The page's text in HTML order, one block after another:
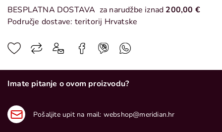
BESPLATNA DOSTAVA za narudžbe iznad 200,00 €
Područje dostave: teritorij Hrvatske
Imate pitanje o ovom proizvodu?
Pošaljite upit na mail: webshop@meridian.hr